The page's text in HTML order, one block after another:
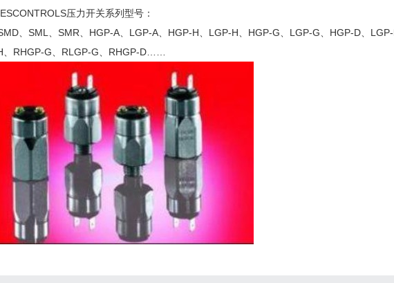
压力开关系列型号：
、SML、SMR、HGP-A、LGP-A、HGP-H、LGP-H、HGP-G、LGP-G、HGP-D、
、RHGP-G、RLGP-G、RHGP-D……